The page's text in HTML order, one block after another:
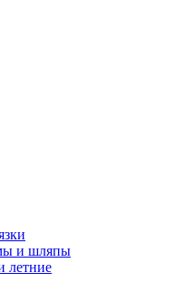
и шляпы
летние